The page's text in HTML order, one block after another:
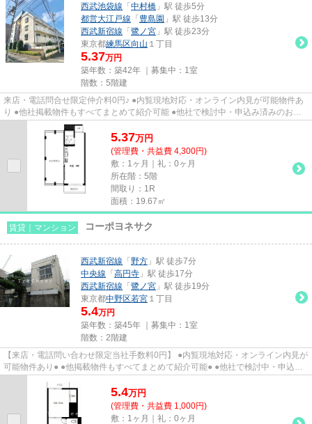
西武池袋線 「 中村橋 」駅 徒歩5分
都営大江戸線 「 豊島園 」駅 徒歩13分
西武新宿線 「 鷺ノ宮 」駅 徒歩23分
東京都練馬区向山 １丁目
5.37万円
築年数：築42年 ｜募集中： 1室
階数：5階建
来店・電話問合せ限定仲介料0円♪ ●内覧現地対応・オンライン内見が可能物件あ
り ●他社掲載物件もすべてまとめて紹介可能 ●他社で検討中・申込み済みのお客
様、初期費用がさらに減額可...
5.37万円
(管理費・共益費 4,300円)
敷：1ヶ月｜礼：0ヶ月
所在階：5階
間取り：1R
面積：19.67㎡
賃貸｜マンション コーポヨネサク
西武新宿線 「 野方 」駅 徒歩7分
中央線 「 高円寺 」駅 徒歩17分
西武新宿線 「 鷺ノ宮 」駅 徒歩19分
東京都中野区若宮 １丁目
5.4万円
築年数：築45年 ｜募集中： 1室
階数：2階建
【来店・電話問い合わせ限定当社手数料0円】 ●内覧現地対応・オンライン内見が
可能物件あり● ●他掲載物件もすべてまとめて紹介可能● ●他社で検討中・申込み
5.4万円
(管理費・共益費 1,000円)
敷：1ヶ月｜礼：0ヶ月